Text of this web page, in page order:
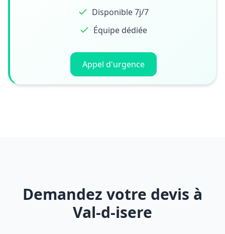
Disponible 7j/7
Équipe dédiée
Appel d'urgence
Demandez votre devis à
Val-d-isere